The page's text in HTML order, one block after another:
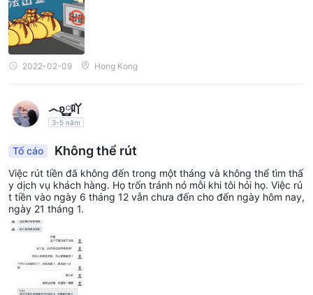
2022-02-09 Hong Kong
෴ʚ࿆吖
3-5 năm
Tố cáo Không thể rút
Việc rút tiền đã không đến trong một tháng và không thể tìm thấ
y dịch vụ khách hàng. Họ trốn tránh nó mỗi khi tôi hỏi họ. Việc rú
t tiền vào ngày 6 tháng 12 vẫn chưa đến cho đến ngày hôm nay,
ngày 21 tháng 1.